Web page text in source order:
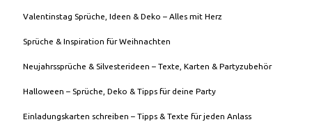
Valentinstag Sprüche, Ideen & Deko – Alles mit Herz
Sprüche & Inspiration für Weihnachten
Neujahrssprüche & Silvesterideen – Texte, Karten & Partyzubehör
Halloween – Sprüche, Deko & Tipps für deine Party
Einladungskarten schreiben – Tipps & Texte für jeden Anlass